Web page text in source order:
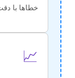
خطاها با
📈